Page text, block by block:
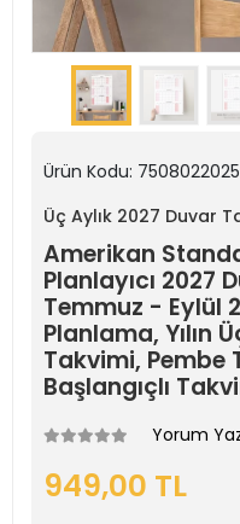
Ürün Kodu:
Üç Aylık 2027 Duvar
Amerikan
Planlayıcı 2027
Temmuz - Eylül
Planlama, Yılın
Takvimi, Pembe
Başlangıçlı
Yorum
949,00 TL